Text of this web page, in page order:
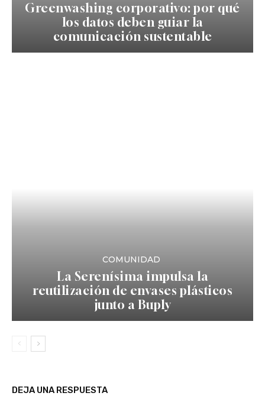
Greenwashing corporativo: por qué
los datos deben guiar la
comunicación sustentable
COMUNIDAD
La Serenísima impulsa la
reutilización de envases plásticos
junto a Buply
DEJA UNA RESPUESTA